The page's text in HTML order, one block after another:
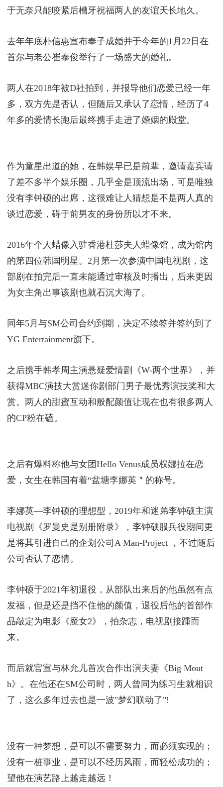
于无奈只能咬紧后槽牙祝福两人的友谊天长地久。
去年年底朴信惠宣布奉子成婚并于今年的1月22日在
首尔与老公崔泰俊举行了一场盛大的婚礼。
两人在2018年被D社拍到，并报导他们恋爱已经一年
多，双方先是否认，但随后又承认了恋情，经历了4
年多的爱情长跑后最终携手走进了婚姻的殿堂。
作为童星出道的她，在韩娱早已是前辈，邀请嘉宾请
了差不多半个娱乐圈，几乎全是顶流出场，可是唯独
没有李钟硕的出席，这很难让人猜想是不是两人真的
谈过恋爱，碍于前男友的身份所以才不来。
2016年个人蜡像入驻香港杜莎夫人蜡像馆，成为馆内
的第四位韩国明星。2月第一次参演中国电视剧，这
部剧在拍完后一直未能通过审核及时播出，后来更因
为女主角出事该剧也就石沉大海了。
同年5月与SM公司合约到期，决定不续签并签约到了
YG Entertainment旗下。
之后携手韩孝周主演悬疑爱情剧《W-两个世界》，并
获得MBC演技大赏迷你剧部门男子最优秀演技奖和大
赏。两人的甜蜜互动和般配颜值让现在也有很多两人
的CP粉在磕。
之后有爆料称他与女团Hello Venus成员权娜拉在恋
爱，女生在韩国有着“盆塘李娜英＂的称号。
李娜英—李钟硕的理想型，2019年和迷弟李钟硕主演
电视剧《罗曼史是别册附录》，李钟硕服兵役期间更
是将其引进自己的企划公司A Man-Project ，不过随后
公司否认了恋情。
李钟硕于2021年初退役，从部队出来后的他虽然有点
发福，但是还是挡不住他的颜值，退役后他的首部作
品敲定为电影《魔女2》，拍杂志，电视剧接踵而
来。
而后就官宣与林允儿首次合作出演夫妻《Big Mout
h》。在他还在SM公司时，两人曾同为练习生就相识
了，这么多年过去也是一波"梦幻联动了"!
没有一种梦想，是可以不需要努力，而必须实现的；
没有一桩事业，是可以不经历风雨，而轻松成功的；
望他在演艺路上越走越远！